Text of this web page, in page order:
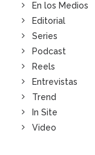
En los Medios
Editorial
Series
Podcast
Reels
Entrevistas
Trend
In Site
Video